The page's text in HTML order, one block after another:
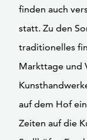
finden auch
statt. Zu den
traditionelles
Markttage und
auf dem Hof
Zeiten auf die